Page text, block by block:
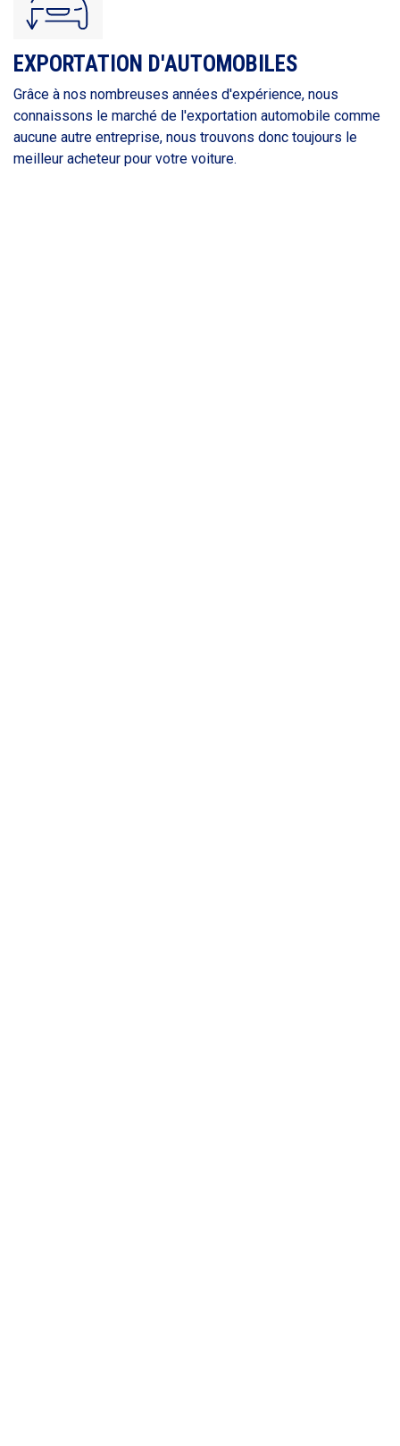
EXPORTATION D'AUTOMOBILES
Grâce à nos nombreuses années d'expérience, nous
connaissons le marché de l'exportation automobile comme
aucune autre entreprise, nous trouvons donc toujours le
meilleur acheteur pour votre voiture.